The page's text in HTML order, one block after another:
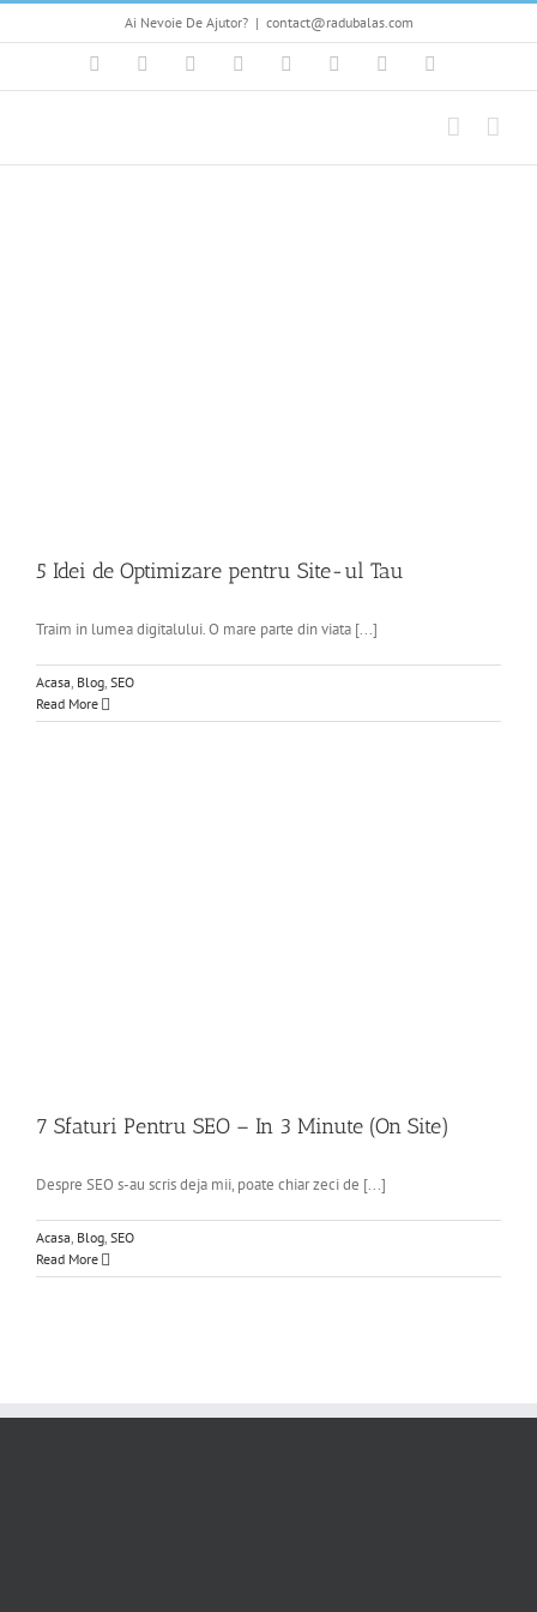
Skip
Ai Nevoie De Ajutor? | contact@radubalas.com
FacebookFlickr Twitter YouTubeInstagramPinterestLinkedIn
5 Idei de Optimizare pentru Site-ul Tau
Traim in lumea digitalului. O mare parte din viata [...]
Acasa, Blog, SEO
Read More
7 Sfaturi Pentru SEO – In 3 Minute (On Site)
Despre SEO s-au scris deja mii, poate chiar zeci de [...]
Acasa Blog SEO
Read More